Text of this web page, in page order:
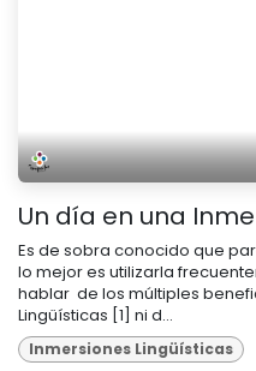
Un día en una
Es de sobra conocido que
lo mejor es utilizarla
hablar de los múltiples
Lingüísticas [1] ni d...
Inmersiones Lingüísticas